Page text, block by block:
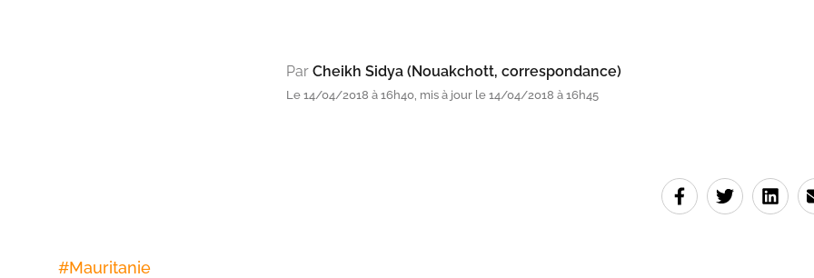
Par Cheikh Sidya (Nouakchott, correspondance)
Le 14/04/2018 à 16h40, mis à jour le 14/04/2018 à 16h45
#Mauritanie